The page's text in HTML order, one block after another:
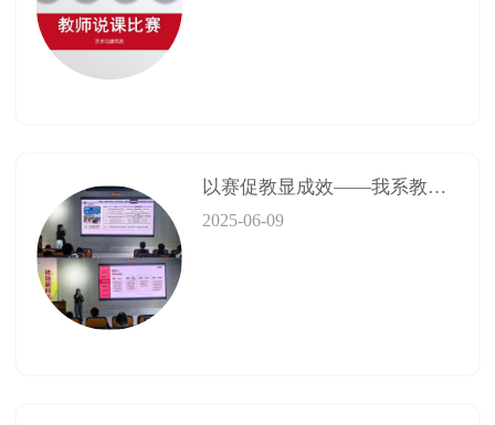
以赛促教显成效——我系教师在院级说课决赛中喜获一等奖、三等奖
2025-06-09